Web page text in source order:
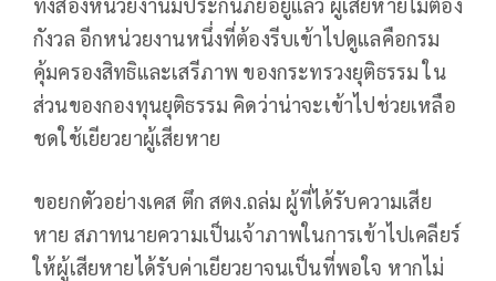
กังวล อีกหน่วยงานหนึ่งที่ต้องรีบเข้าไปดูแลคือกรม
คุ้มครองสิทธิและเสรีภาพ ของกระทรวงยุติธรรม ใน
ส่วนของกองทุนยุติธรรม คิดว่าน่าจะเข้าไปช่วยเหลือ
ชดใช้เยียวยาผู้เสียหาย
ขอยกตัวอย่างเคส ตึก สตง.ถล่ม ผู้ที่ได้รับความเสีย
หาย สภาทนายความเป็นเจ้าภาพในการเข้าไปเคลียร์
ให้ผู้เสียหายได้รับค่าเยียวยาจนเป็นที่พอใจ หากไม่